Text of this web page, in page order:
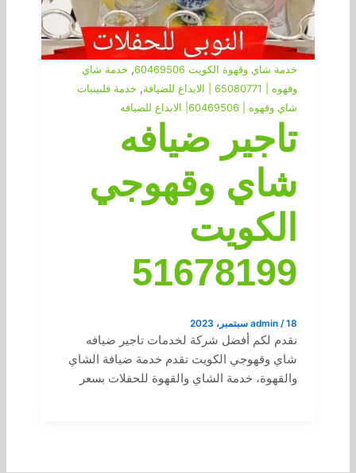
خدمة شاي وقهوة الكويت 60469506 , خدمة شاي
وقهوه | 65080771 | الابداع للضيافة
, خدمة فلبينيات
شاي وقهوه | 60469506| الابداع للضيافه
تاجير ضيافه
شاي وقهوجي
الكويت
51678199
admin /18 سبتمبر، 2023
نقدم لكم أفضل شركة لخدمات تاجير ضيافه
شاي وقهوجي الكويت تقدم خدمة ضيافة الشاي
والقهوة، خدمة الشاي والقهوة للحفلات بسعر